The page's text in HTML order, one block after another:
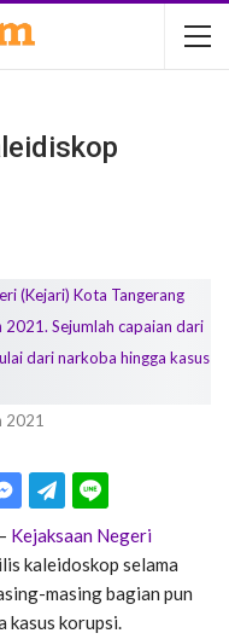
2021
– Kejaksaan Negeri
kaleidoskop selama
masing bagian pun
kasus korupsi.